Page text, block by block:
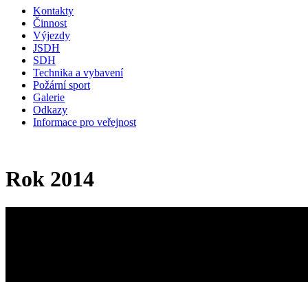
Kontakty
Činnost
Výjezdy
JSDH
SDH
Technika a vybavení
Požární sport
Galerie
Odkazy
Informace pro veřejnost
Rok 2014